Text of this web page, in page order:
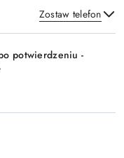
Zostaw telefon
potwierdzeniu -